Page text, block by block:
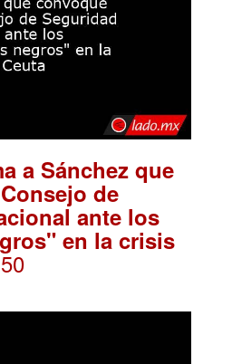
a Sánchez que
de
ante los
en la crisis